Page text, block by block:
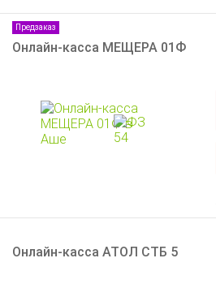
Предзаказ
Онлайн-касса МЕЩЕРА 01Ф
Онлайн-касса АТОЛ СТБ 5